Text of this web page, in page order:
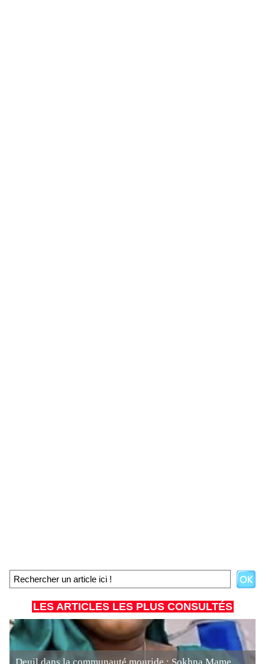
LES ARTICLES LES PLUS CONSULTÉS